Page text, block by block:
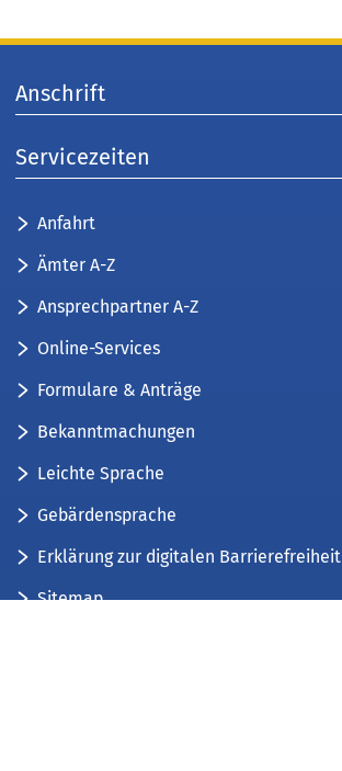
Anschrift
Servicezeiten
Anfahrt
Ämter A-Z
Ansprechpartner A-Z
Online-Services
Formulare & Anträge
Bekanntmachungen
Leichte Sprache
Gebärdensprache
Erklärung zur digitalen Barrierefreiheit
Sitemap